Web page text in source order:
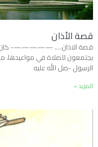
قصة الأذان
قصة الاذان…. —————- كان
يجتمعون للصلاة في مواعيدها،
الرسول -صل الله عليه
المزيد »